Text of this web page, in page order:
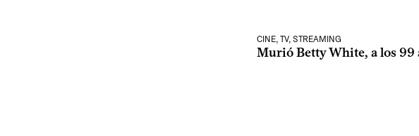
CINE, TV, STREAMING
Murió Betty White, a los 99